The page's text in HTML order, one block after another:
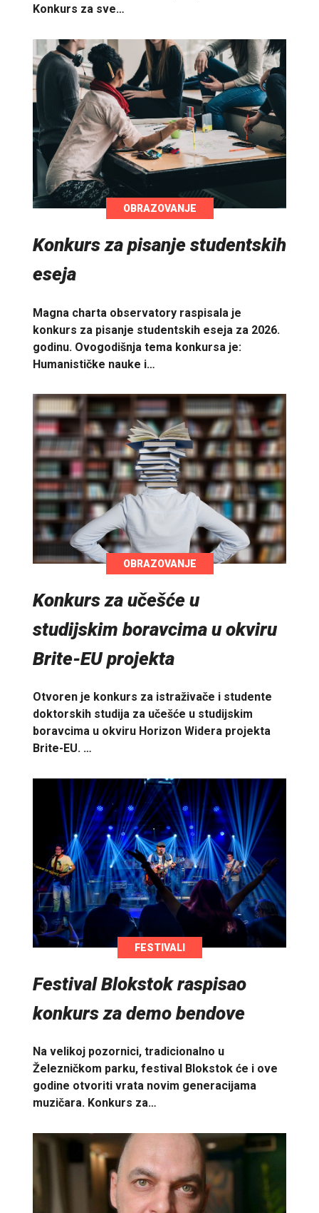
Konkurs za sve…
OBRAZOVANJE
Konkurs za pisanje studentskih
eseja
Magna charta observatory raspisala je
konkurs za pisanje studentskih eseja za 2026.
godinu. Ovogodišnja tema konkursa je:
Humanističke nauke i…
OBRAZOVANJE
Konkurs za učešće u
studijskim boravcima u okviru
Brite-EU projekta
Otvoren je konkurs za istraživače i studente
doktorskih studija za učešće u studijskim
boravcima u okviru Horizon Widera projekta
Brite-EU. …
FESTIVALI
Festival Blokstok raspisao
konkurs za demo bendove
Na velikoj pozornici, tradicionalno u
Železničkom parku, festival Blokstok će i ove
godine otvoriti vrata novim generacijama
muzičara. Konkurs za…